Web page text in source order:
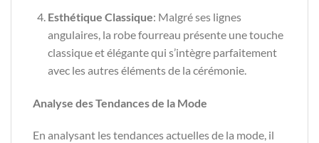
Esthétique Classique: Malgré ses lignes
angulaires, la robe fourreau présente une touche
classique et élégante qui s’intègre parfaitement
avec les autres éléments de la cérémonie.
Analyse des Tendances de la Mode
En analysant les tendances actuelles de la mode, il